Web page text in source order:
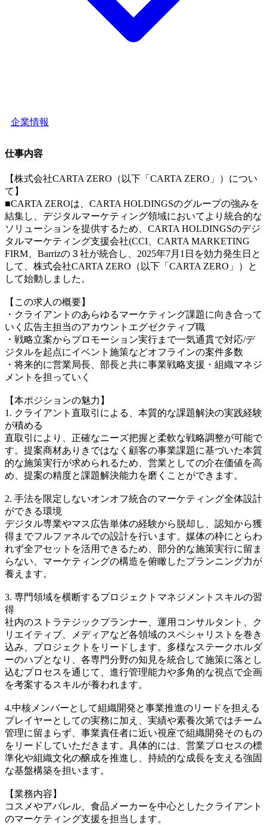
企業情報
仕事内容
【株式会社CARTA ZERO（以下「CARTA ZERO」）につい
て】
■CARTA ZEROは、CARTA HOLDINGSのグループの強みを
結集し、デジタルマーケティング領域においてより統合的な
ソリューションを提供するため、CARTA HOLDINGSのデジ
タルマーケティング支援会社(CCI、CARTA MARKETING
FIRM、Barrizの３社が統合し、2025年7月1日を効力発生日と
して、株式会社CARTA ZERO（以下「CARTA ZERO」）と
して始動しました。
【この求人の概要】
・クライアントのあらゆるマーケティング課題に向き合って
いく広告主担当のアカウントエグゼクティブ職
・戦略立案からプロモーション実行まで一気通貫で対応/デ
ジタルを起点にイベント施策などオフラインの案件多数
・将来的に営業局長、部長と共に事業戦略支援・組織マネジ
メントを担っていく
【本ポジションの魅力】
1. クライアント直取引による、本質的な課題解決の実践経験
が積める
直取引により、正確なニーズ把握と柔軟な戦略調整が可能で
す。提案商材ありきではなく顧客の事業課題に基づいた本質
的な施策実行が求められるため、営業としての介在価値を高
め、提案の精度と課題解決能力を磨くことができます。
2. 手法を限定しないオンオフ統合のマーケティング全体設計
ができる環境
デジタル専業やマス広告単体の経験から脱却し、認知から獲
得までフルファネルでの設計を行います。媒体の枠にとらわ
れず全アセットを活用できるため、部分的な施策実行に留ま
らない、マーケティングの構造を俯瞰したプランニング力が
養えます。
3. 専門領域を横断するプロジェクトマネジメントスキルの習
得
社内のストラテジックプランナー、運用コンサルタント、ク
リエイティブ、メディアなど各領域のスペシャリストを巻き
込み、プロジェクトをリードします。多様なステークホルダ
ーのハブとなり、各専門分野の知見を統合して施策に落とし
込むプロセスを通じて、進行管理能力や多角的な視点で企画
を考案するスキルが養われます。
4.中核メンバーとして組織開発と事業推進のリードを担える
プレイヤーとしての実務に加え、実績や素養次第ではチーム
管理に留まらず、事業責任者に近い視座で組織開発そのもの
をリードしていただきます。具体的には、営業プロセスの標
準化や組織文化の醸成を推進し、持続的な成長を支える強固
な基盤構築を担います。
【業務内容】
コスメやアパレル、食品メーカーを中心としたクライアント
のマーケティング支援を担当します。